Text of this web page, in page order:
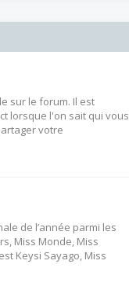
sur le forum. Il est
lorsque l'on sait qui vous
votre
de l’année parmi les
Miss Monde, Miss
Keysi Sayago, Miss